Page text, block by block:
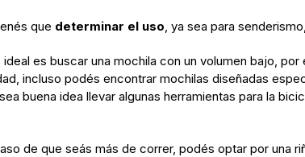
que determinar el uso , ya sea para
ideal es buscar una mochila con un volumen bajo,
incluso podés encontrar mochilas diseñadas
buena idea llevar algunas herramientas para la
de que seás más de correr, podés optar por una